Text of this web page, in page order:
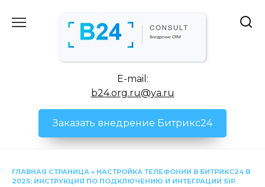
E-mail:
b24.org.ru@ya.ru
Заказать внедрение Битрикс24
ГЛАВНАЯ СТРАНИЦА » НАСТРОЙКА ТЕЛЕФОНИИ В БИТРИКС24 В
2025: ИНСТРУКЦИЯ ПО ПОДКЛЮЧЕНИЮ И ИНТЕГРАЦИИ SIP